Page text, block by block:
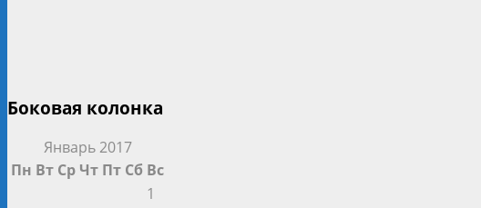
Боковая колонка
Январь 2017
Пн Вт Ср Чт Пт Сб Вс
1